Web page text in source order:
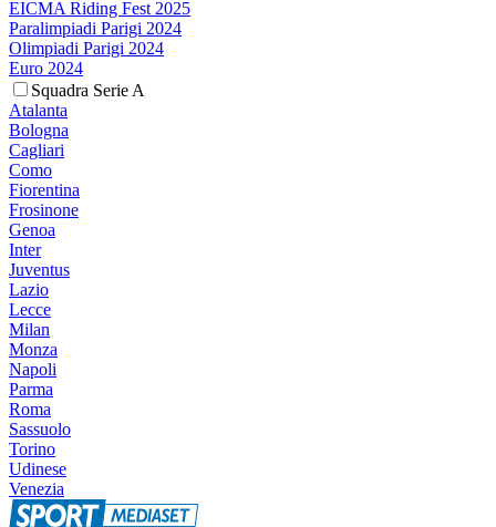
EICMA Riding Fest 2025
Paralimpiadi Parigi 2024
Olimpiadi Parigi 2024
Euro 2024
Squadra Serie A
Atalanta
Bologna
Cagliari
Como
Fiorentina
Frosinone
Genoa
Inter
Juventus
Lazio
Lecce
Milan
Monza
Napoli
Parma
Roma
Sassuolo
Torino
Udinese
Venezia